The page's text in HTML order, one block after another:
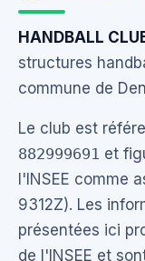
HANDBALL
structures
commune de
Le club est
882999691 et
l'INSEE comme
9312Z). Les
présentées ici
de l'INSEE et